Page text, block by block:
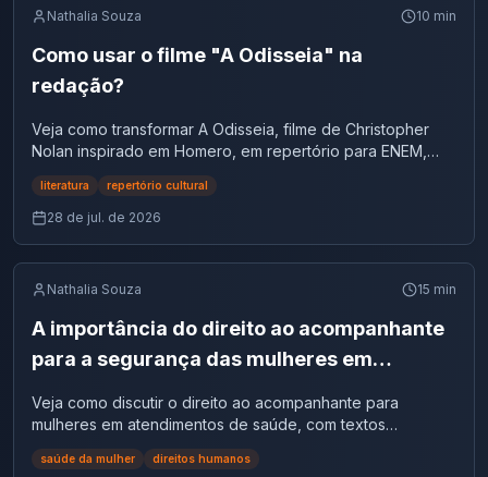
Nathalia Souza 10 min
Como usar o filme "A Odisseia" na
redação?
Veja como transformar A Odisseia, filme de Christopher
Nolan inspirado em Homero, em repertório para ENEM,
vestibulares e concursos.
literatura repertório cultural
28 de jul. de 2026
Nathalia Souza 15 min
A importância do direito ao acompanhante
para a segurança das mulheres em
redação
Veja como discutir o direito ao acompanhante para
mulheres em atendimentos de saúde, com textos
motivadores, repertórios e argumentos.
saúde da mulher direitos humanos